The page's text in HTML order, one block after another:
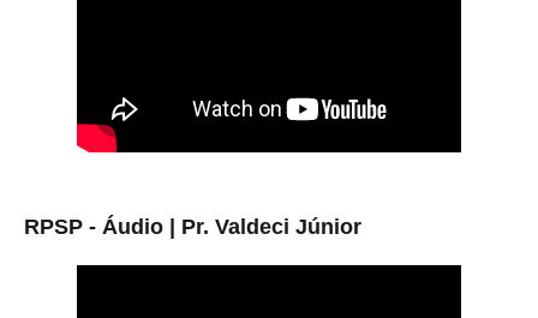
RPSP - Áudio | Pr. Valdeci Júnior